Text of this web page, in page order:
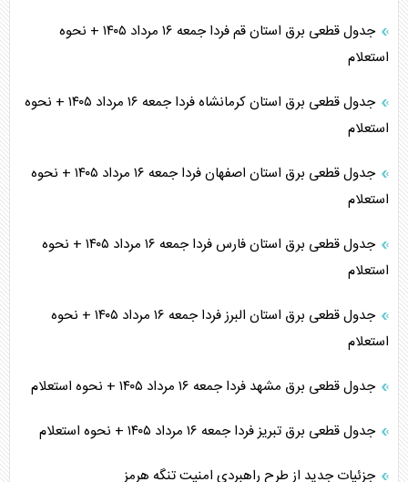
جدول قطعی برق استان قم فردا جمعه ۱۶ مرداد ۱۴۰۵ + نحوه
استعلام
جدول قطعی برق استان کرمانشاه فردا جمعه ۱۶ مرداد ۱۴۰۵ + نحوه
استعلام
جدول قطعی برق استان اصفهان فردا جمعه ۱۶ مرداد ۱۴۰۵ + نحوه
استعلام
جدول قطعی برق استان فارس فردا جمعه ۱۶ مرداد ۱۴۰۵ + نحوه
استعلام
جدول قطعی برق استان البرز فردا جمعه ۱۶ مرداد ۱۴۰۵ + نحوه
استعلام
جدول قطعی برق مشهد فردا جمعه ۱۶ مرداد ۱۴۰۵ + نحوه استعلام
جدول قطعی برق تبریز فردا جمعه ۱۶ مرداد ۱۴۰۵ + نحوه استعلام
جزئیات جدید از طرح راهبردی امنیت تنگه هرمز